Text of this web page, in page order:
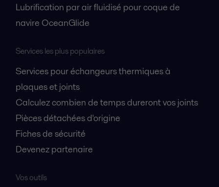
Lubrification par air fluidisé pour coque de
navire OceanGlide
Services les plus populaires
Services pour échangeurs thermiques à
plaques et joints
Calculez combien de temps dureront vos joints
Pièces détachées d'origine
Fiches de sécurité
Devenez partenaire
Vos outils